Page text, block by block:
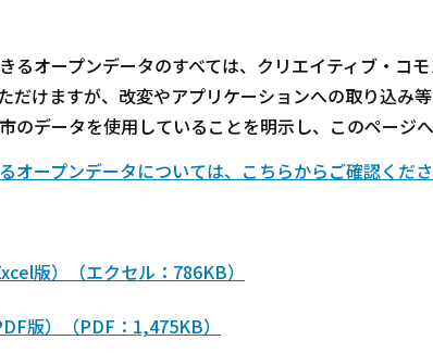
るオープンデータのすべては、クリエイティブ・コ
だけますが、改変やアプリケーションへの取り込み
のデータを使用していることを明示し、このページ
オープンデータについては、こちらからご確認くださ
版）（エクセル：786KB）
版）（PDF：1,475KB）